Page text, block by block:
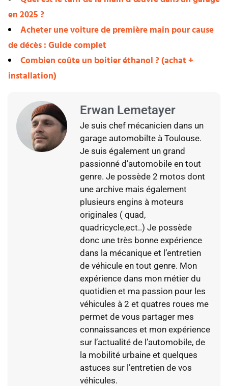
en 2025 ?
Acheter une voiture de première main pour cause
de décès : Guide complet
Combien coûte un boitier éthanol ? (achat +
installation)
Erwan Lemetayer
Je suis chef mécanicien dans un
garage automobilte à Toulouse.
Je suis également un grand
passionné d’automobile en tout
genre. Je possède 2 motos dont
une archive mais également
plusieurs engins à moteurs
originales ( quad,
quadricycle,ect..) Je possède
donc une très bonne expérience
dans la mécanique et l’entretien
de véhicule en tout genre. Mon
expérience dans mon métier du
quotidien et ma passion pour les
véhicules à 2 et quatres roues me
permet de vous partager mes
connaissances et mon expérience
sur l’actualité de l’automobile, de
la mobilité urbaine et quelques
astuces sur l’entretien de vos
véhicules.